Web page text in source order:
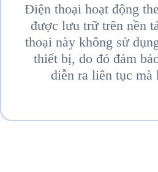
Điện thoại hoạt động
được lưu trữ trên nền
thoại này không sử
thiết bị, do đó đảm
diễn ra liên tục mà